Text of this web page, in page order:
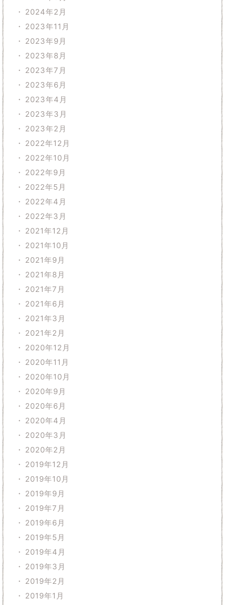
2024年2月
2023年11月
2023年9月
2023年8月
2023年7月
2023年6月
2023年4月
2023年3月
2023年2月
2022年12月
2022年10月
2022年9月
2022年5月
2022年4月
2022年3月
2021年12月
2021年10月
2021年9月
2021年8月
2021年7月
2021年6月
2021年3月
2021年2月
2020年12月
2020年11月
2020年10月
2020年9月
2020年6月
2020年4月
2020年3月
2020年2月
2019年12月
2019年10月
2019年9月
2019年7月
2019年6月
2019年5月
2019年4月
2019年3月
2019年2月
2019年1月